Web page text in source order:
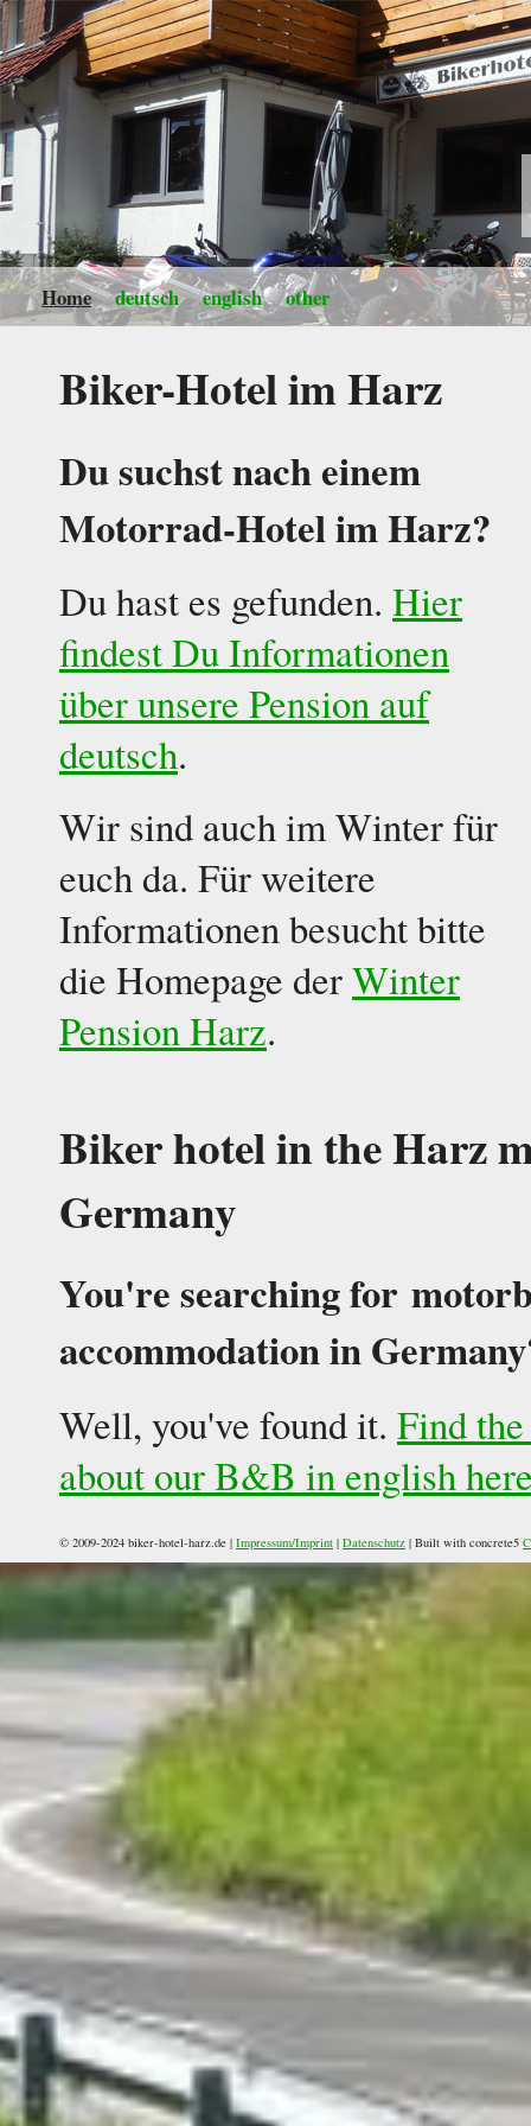
Home deutsch english other
Biker-Hotel im Harz
Du suchst nach einem
Motorrad-Hotel im Harz?
Du hast es gefunden. Hier
findest Du Informationen
über unsere Pension auf
deutsch.
Wir sind auch im Winter für
euch da. Für weitere
Informationen besucht bitte
die Homepage derWinter
Pension Harz.
Biker hotel in the Harz
Germany
You're searching for
accommodation in
Well, you've found it. Find
about our B&B in english
© 2009-2024 biker-hotel-harz.de | Impressum/Imprint | Datenschutz | Built with concrete5